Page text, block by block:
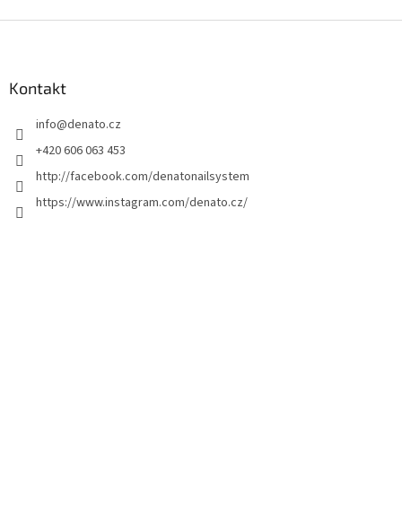
Kontakt
info@denato.cz
+420 606 063 453
http://facebook.com/denatonailsystem
https://www.instagram.com/denato.cz/